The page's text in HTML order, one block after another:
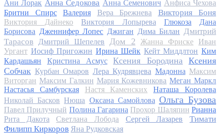
Ани Лорак Анна Седокова Анна Семенович Анфиса Чехова
Бритни Спирс
Валерия Вера Брежнева Виктория Боня
Виктория Дайнеко Виктория Лопырева Глюкоза
Дана
Борисова Дженнифер Лопес Джиган Дима Билан Дмитрий
Тарасов
Дмитрий Шепелев Дом 2 Жанна Фриске
Иван
Ургант Иосиф Пригожин Ирина Шейк Кейт Миддлтон Ким
Кардашьян
Кристина Асмус Ксения Бородина
Ксения
Собчак Курбан Омаров Лера Кудрявцева Мадонна Максим
Виторган Максим Галкин Мария Кожевникова Меган Маркл
Настасья Самбурская
Настя Каменских
Наташа Королева
Николай Басков Нюша Оксана Самойлова Ольга Бузова
Павел Прилучный Полина Гагарина Прохор Шаляпин Рианна
Рита Дакота
Светлана Лобода Сергей Лазарев
Тимати
Филипп Киркоров Яна Рудковская